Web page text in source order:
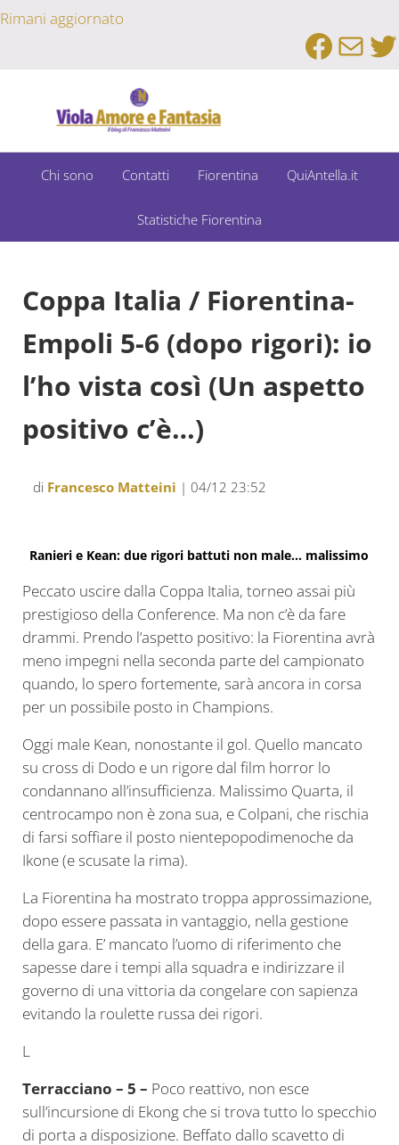
Passa al contenuto principale
Skip to after header navigation
Skip to site footer
Rimani aggiornato
Viola Amore e Fantasia
Chi sono Contatti Fiorentina QuiAntella.it
Statistiche Fiorentina
Coppa Italia / Fiorentina-
Empoli 5-6 (dopo rigori): io
l’ho vista così (Un aspetto
positivo c’è…)
di Francesco Matteini | 04/12 23:52
Ranieri e Kean: due rigori battuti non male… malissimo
Peccato uscire dalla Coppa Italia, torneo assai più
prestigioso della Conference. Ma non c’è da fare
drammi. Prendo l’aspetto positivo: la Fiorentina avrà
meno impegni nella seconda parte del campionato
quando, lo spero fortemente, sarà ancora in corsa
per un possibile posto in Champions.
Oggi male Kean, nonostante il gol. Quello mancato
su cross di Dodo e un rigore dal film horror lo
condannano all’insufficienza. Malissimo Quarta, il
centrocampo non è zona sua, e Colpani, che rischia
di farsi soffiare il posto nientepopodimenoche da
Ikone (e scusate la rima).
La Fiorentina ha mostrato troppa approssimazione,
dopo essere passata in vantaggio, nella gestione
della gara. E’ mancato l’uomo di riferimento che
sapesse dare i tempi alla squadra e indirizzare il
governo di una vittoria da congelare con sapienza
evitando la roulette russa dei rigori.
L
Terracciano – 5 – Poco reattivo, non esce
sull’incursione di Ekong che si trova tutto lo specchio
di porta a disposizione. Beffato dallo scavetto di